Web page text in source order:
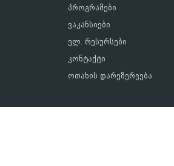
პროგრამები
ვაკანსიები
ელ. რესურსები
კონტაქტი
ოთახის დარეზერვება